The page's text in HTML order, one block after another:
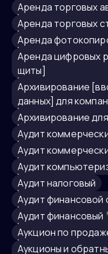
аренда торговых
аренда торговых
аренда
аренда цифровых рекламных щитов [рекламные
щиты]
архивирование [ввод, сбор, систематизация
данных] для
архивирование
аудит
аудит
аудит
Аудит налоговый
аудит
аудит финансовый
аукцион по
аукционы и обратные аукционы (с понижением